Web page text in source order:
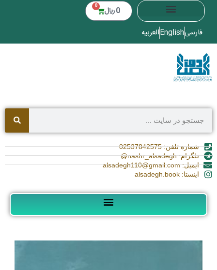
0 ﷼ 0
فارسیEnglishالعربیه
شماره تلفن: 02537842575
تلگرام: nashr_alsadegh@
ایمیل: alsadegh110@gmail.com
اینستا: alsadegh.book